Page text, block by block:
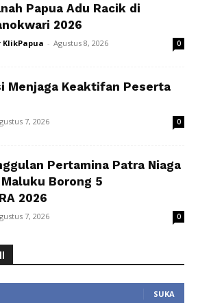
Papua Adu Racik di
2026
- Agustus 8, 2026 0
Menjaga Keaktifan Peserta
7, 2026 0
Pertamina Patra Niaga
Borong 5
2026
7, 2026 0
SUKA